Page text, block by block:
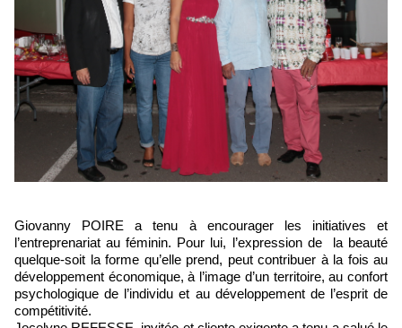
Giovanny POIRE a tenu à encourager les initiatives et
l’entreprenariat au féminin. Pour lui, l’expression de la beauté
quelque-soit la forme qu’elle prend, peut contribuer à la fois au
développement économique, à l’image d’un territoire, au confort
psychologique de l’individu et au développement de l’esprit de
compétitivité.